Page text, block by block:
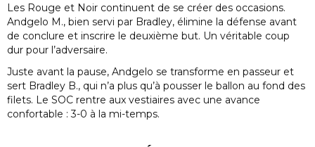
Les Rouge et Noir continuent de se créer des occasions.
Andgelo M., bien servi par Bradley, élimine la défense avant
de conclure et inscrire le deuxième but. Un véritable coup
dur pour l’adversaire.
Juste avant la pause, Andgelo se transforme en passeur et
sert Bradley B., qui n’a plus qu’à pousser le ballon au fond des
filets. Le SOC rentre aux vestiaires avec une avance
confortable :3-0 à la mi-temps.